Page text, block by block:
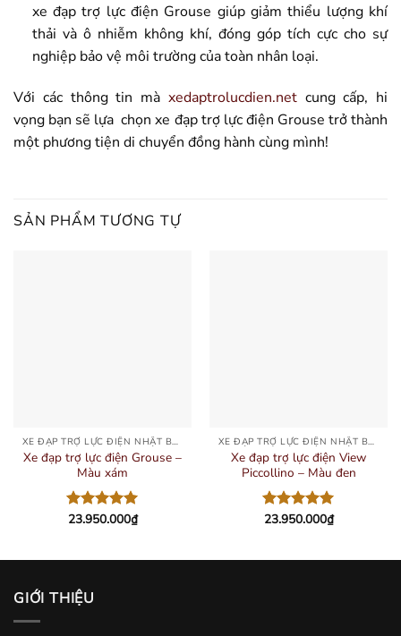
xe đạp trợ lực điện Grouse giúp giảm thiểu lượng khí
thải và ô nhiễm không khí, đóng góp tích cực cho sự
nghiệp bảo vệ môi trường của toàn nhân loại.
Với các thông tin mà xedaptrolucdien.netcung cấp, hi
vọng bạn sẽ lựa chọn xe đạp trợ lực điện Grouse trở thành
một phương tiện di chuyển đồng hành cùng mình!
SẢN PHẨM TƯƠNG TỰ
XE ĐẠP TRỢ LỰC ĐIỆN NHẬT BẢN
Xe đạp trợ lực điện Grouse –
Màu xám
Được xếp
23.950.000₫
XE ĐẠP TRỢ LỰC ĐIỆN NHẬT BẢN
Xe đạp trợ lực điện View
Piccollino – Màu đen
Được xếp
23.950.000₫
GIỚI THIỆU